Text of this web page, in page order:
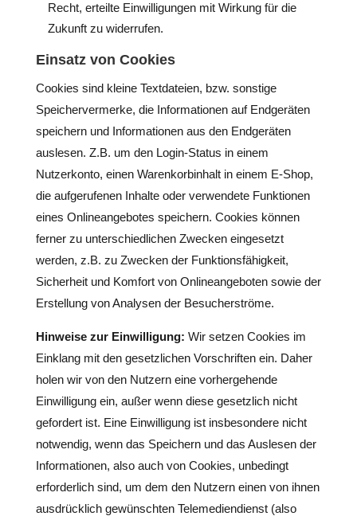
Recht, erteilte Einwilligungen mit Wirkung für die
Zukunft zu widerrufen.
Einsatz von Cookies
Cookies sind kleine Textdateien, bzw. sonstige
Speichervermerke, die Informationen auf Endgeräten
speichern und Informationen aus den Endgeräten
auslesen. Z.B. um den Login-Status in einem
Nutzerkonto, einen Warenkorbinhalt in einem E-Shop,
die aufgerufenen Inhalte oder verwendete Funktionen
eines Onlineangebotes speichern. Cookies können
ferner zu unterschiedlichen Zwecken eingesetzt
werden, z.B. zu Zwecken der Funktionsfähigkeit,
Sicherheit und Komfort von Onlineangeboten sowie der
Erstellung von Analysen der Besucherströme.
Hinweise zur Einwilligung: Wir setzen Cookies im
Einklang mit den gesetzlichen Vorschriften ein. Daher
holen wir von den Nutzern eine vorhergehende
Einwilligung ein, außer wenn diese gesetzlich nicht
gefordert ist. Eine Einwilligung ist insbesondere nicht
notwendig, wenn das Speichern und das Auslesen der
Informationen, also auch von Cookies, unbedingt
erforderlich sind, um dem den Nutzern einen von ihnen
ausdrücklich gewünschten Telemediendienst (also